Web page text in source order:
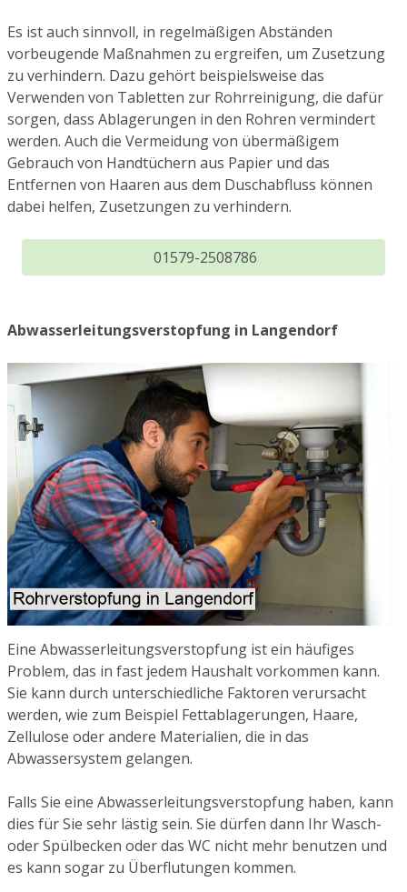
Es ist auch sinnvoll, in regelmäßigen Abständen
vorbeugende Maßnahmen zu ergreifen, um Zusetzung
zu verhindern. Dazu gehört beispielsweise das
Verwenden von Tabletten zur Rohrreinigung, die dafür
sorgen, dass Ablagerungen in den Rohren vermindert
werden. Auch die Vermeidung von übermäßigem
Gebrauch von Handtüchern aus Papier und das
Entfernen von Haaren aus dem Duschabfluss können
dabei helfen, Zusetzungen zu verhindern.
01579-2508786
Abwasserleitungsverstopfung in Langendorf
Eine Abwasserleitungsverstopfung ist ein häufiges
Problem, das in fast jedem Haushalt vorkommen kann.
Sie kann durch unterschiedliche Faktoren verursacht
werden, wie zum Beispiel Fettablagerungen, Haare,
Zellulose oder andere Materialien, die in das
Abwassersystem gelangen.
Falls Sie eine Abwasserleitungsverstopfung haben, kann
dies für Sie sehr lästig sein. Sie dürfen dann Ihr Wasch-
oder Spülbecken oder das WC nicht mehr benutzen und
es kann sogar zu Überflutungen kommen.